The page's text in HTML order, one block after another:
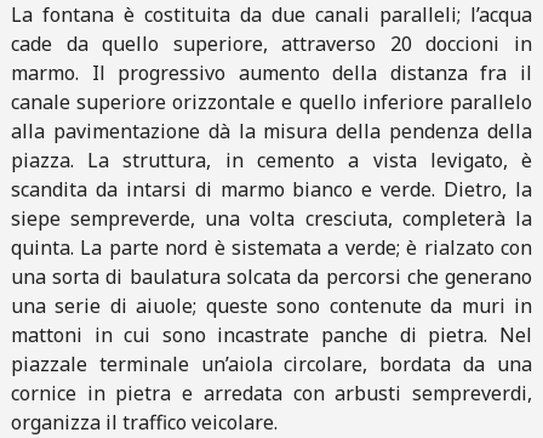
La fontana è costituita da due canali paralleli; l’acqua
cade da quello superiore, attraverso 20 doccioni in
marmo. Il progressivo aumento della distanza fra il
canale superiore orizzontale e quello inferiore parallelo
alla pavimentazione dà la misura della pendenza della
piazza. La struttura, in cemento a vista levigato, è
scandita da intarsi di marmo bianco e verde. Dietro, la
siepe sempreverde, una volta cresciuta, completerà la
quinta. La parte nord è sistemata a verde; è rialzato con
una sorta di baulatura solcata da percorsi che generano
una serie di aiuole; queste sono contenute da muri in
mattoni in cui sono incastrate panche di pietra. Nel
piazzale terminale un’aiola circolare, bordata da una
cornice in pietra e arredata con arbusti sempreverdi,
organizza il traffico veicolare.